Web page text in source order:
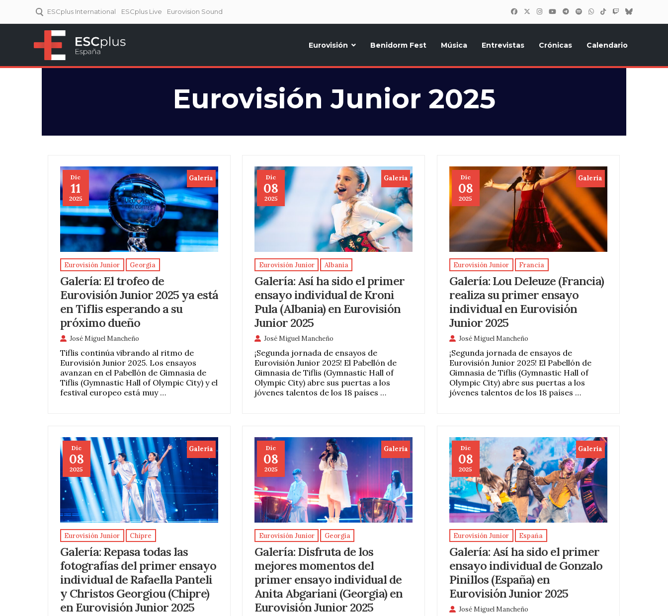
ESCplus International ESCplus Live Eurovision Sound
Eurovisión Benidorm Fest Música Entrevistas Crónicas Calendario
Eurovisión Junior 2025
Dic
11
2025
Galeria
Eurovisión Junior Georgia
Galería: El trofeo de
Eurovisión Junior 2025 ya está
en Tiflis esperando a su
próximo dueño
José Miguel Mancheño
Tiflis continúa vibrando al ritmo de
Eurovisión Junior 2025. Los ensayos
avanzan en el Pabellón de Gimnasia de
Tiflis (Gymnastic Hall of Olympic City) y el
festival europeo está muy …
Dic
08
2025
Galeria
Eurovisión Junior Albania
Galería: Así ha sido el primer
ensayo individual de Kroni
Pula (Albania) en Eurovisión
Junior 2025
José Miguel Mancheño
¡Segunda jornada de ensayos de
Eurovisión Junior 2025! El Pabellón de
Gimnasia de Tiflis (Gymnastic Hall of
Olympic City) abre sus puertas a los
jóvenes talentos de los 18 países …
Dic
08
2025
Galeria
Eurovisión Junior Francia
Galería: Lou Deleuze (Francia)
realiza su primer ensayo
individual en Eurovisión
Junior 2025
José Miguel Mancheño
¡Segunda jornada de ensayos de
Eurovisión Junior 2025! El Pabellón de
Gimnasia de Tiflis (Gymnastic Hall of
Olympic City) abre sus puertas a los
jóvenes talentos de los 18 países …
Dic
08
2025
Galeria
Eurovisión Junior Chipre
Galería: Repasa todas las
fotografías del primer ensayo
individual de Rafaella Panteli
y Christos Georgiou (Chipre)
en Eurovisión Junior 2025
Dic
08
2025
Galeria
Eurovisión Junior Georgia
Galería: Disfruta de los
mejores momentos del
primer ensayo individual de
Anita Abgariani (Georgia) en
Eurovisión Junior 2025
Dic
08
2025
Galeria
Eurovisión Junior España
Galería: Así ha sido el primer
ensayo individual de Gonzalo
Pinillos (España) en
Eurovisión Junior 2025
José Miguel Mancheño